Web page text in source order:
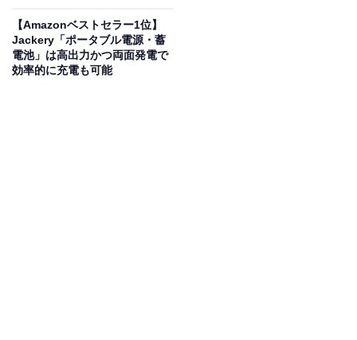
を採用。女性でも片手で持てる軽さが魅力です。容量は
通常36Lから、 ファスナーを広げることで最大44Lまで拡
張でき、荷物が増えても安心。
【Amazonベストセラー1位】
Jackery「ポータブル電源・蓄
電池」は高出力かつ両面発電で
効率的に充電も可能